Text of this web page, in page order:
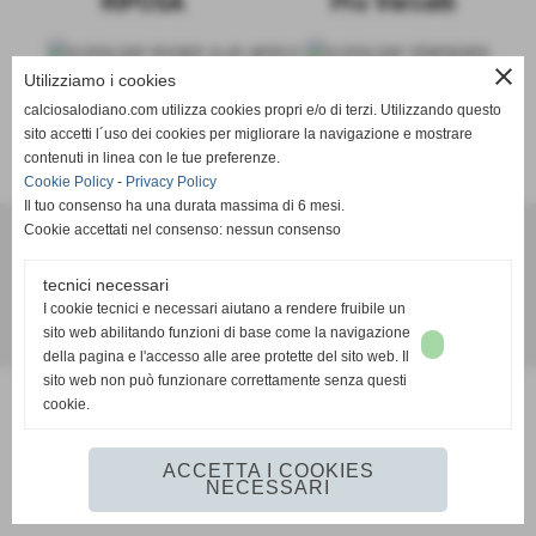
SCHEDA-CALENDARIO E RISULTATI-CLASSIFICA
Realizzazione siti web www.sitoper.it
close
Utilizziamo i cookies
calciosalodiano.com utilizza cookies propri e/o di terzi. Utilizzando questo
sito accetti l´uso dei cookies per migliorare la navigazione e mostrare
contenuti in linea con le tue preferenze.
Cookie Policy - Privacy Policy
Il tuo consenso ha una durata massima di 6 mesi.
Cookie accettati nel consenso: nessun consenso
tecnici necessari
I cookie tecnici e necessari aiutano a rendere fruibile un
sito web abilitando funzioni di base come la navigazione
della pagina e l'accesso alle aree protette del sito web. Il
sito web non può funzionare correttamente senza questi
cookie.
ACCETTA I COOKIES
NECESSARI